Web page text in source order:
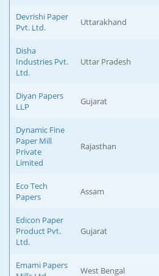
Devrishi Paper
Pvt. Ltd.
Uttarakhand
Disha
Industries Pvt.
Ltd.
Uttar Pradesh
Diyan Papers
LLP
Gujarat
Dynamic Fine
Paper Mill
Private
Limited
Rajasthan
Eco Tech
Papers
Assam
Edicon Paper
Product Pvt.
Ltd.
Gujarat
Emami Papers
West Bengal